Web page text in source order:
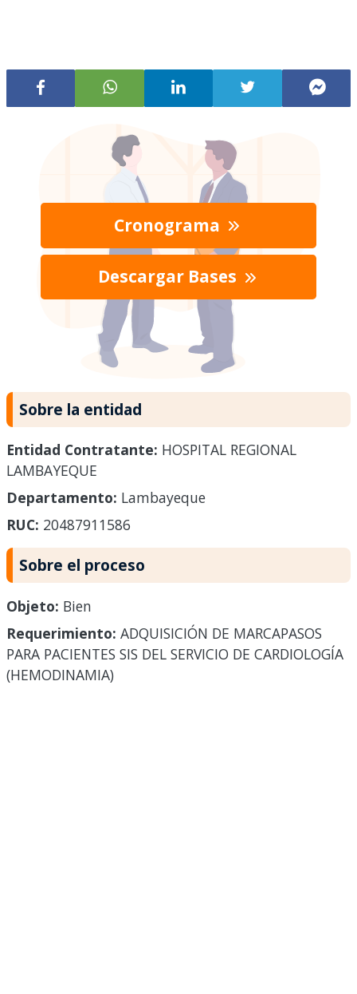
Cronograma
Descargar Bases
Sobre la entidad
Entidad Contratante: HOSPITAL REGIONAL
LAMBAYEQUE
Departamento: Lambayeque
RUC: 20487911586
Sobre el proceso
Objeto: Bien
Requerimiento: ADQUISICIÓN DE MARCAPASOS
PARA PACIENTES SIS DEL SERVICIO DE CARDIOLOGÍA
(HEMODINAMIA)